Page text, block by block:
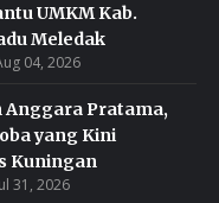
UMKM Kab.
Meledak
04, 2026
Anggara Pratama,
yang Kini
Kuningan
31, 2026